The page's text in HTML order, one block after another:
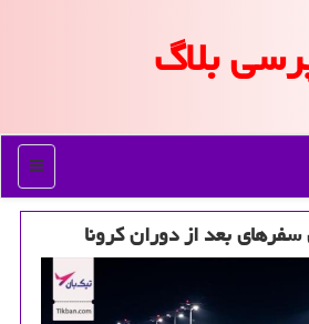
بلاگ
منو
بعد از دوران كرونا